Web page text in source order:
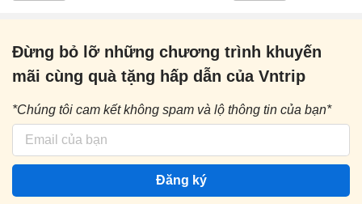
Đừng bỏ lỡ những chương trình khuyến
mãi cùng quà tặng hấp dẫn của Vntrip
*Chúng tôi cam kết không spam và lộ thông tin của bạn*
Đăng ký